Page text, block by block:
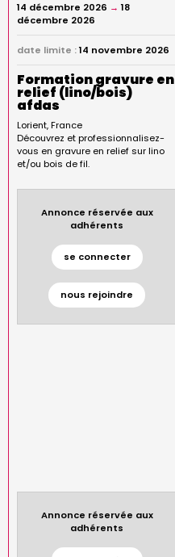
14 décembre 2026 → 18
décembre 2026
date limite :14 novembre 2026
Formation gravure en
relief (lino/bois)
afdas
Lorient France
Découvrez et professionnalisez-
vous en gravure en relief sur lino
et/ou bois de fil.
Annonce réservée aux
adhérents
se connecter
nous rejoindre
Annonce réservée aux
adhérents